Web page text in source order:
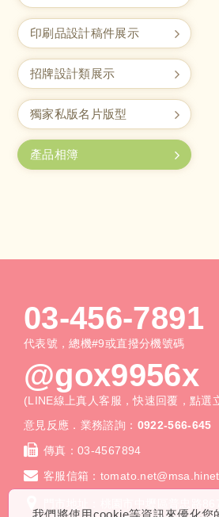
我們將使用cookie等資訊來優化您
印刷品設計稿件展示
招牌設計類展示
獨家私版名片版型
產品相簿
03-456-7891
代表號，總機#9或直撥分機號碼
@gox9956x
(LINE線上真人客服，快速回覆，點選
意見反應．業務諮詢： 0922-566-645
傳真：03-4567894
客服信箱：